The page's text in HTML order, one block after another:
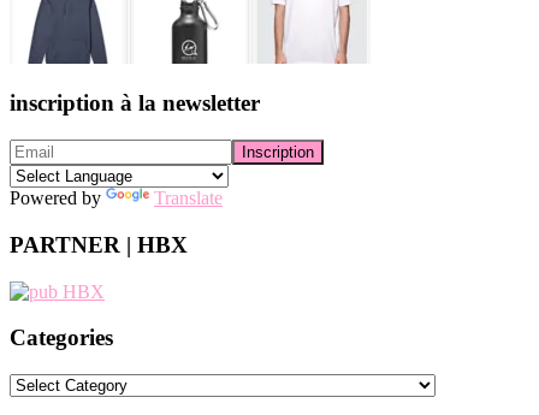
inscription à la newsletter
Powered by Translate
PARTNER | HBX
Categories
Categories